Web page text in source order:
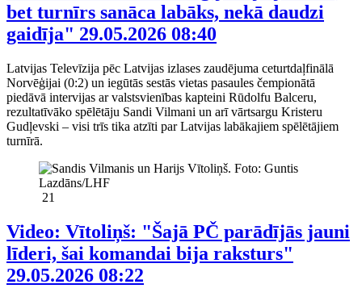
bet turnīrs sanāca labāks, nekā daudzi
gaidīja" 29.05.2026 08:40
Latvijas Televīzija pēc Latvijas izlases zaudējuma ceturtdaļfinālā
Norvēģijai (0:2) un iegūtās sestās vietas pasaules čempionātā
piedāvā intervijas ar valstsvienības kapteini Rūdolfu Balceru,
rezultatīvāko spēlētāju Sandi Vilmani un arī vārtsargu Kristeru
Gudļevski – visi trīs tika atzīti par Latvijas labākajiem spēlētājiem
turnīrā.
21
Video: Vītoliņš: "Šajā PČ parādījās jauni
līderi, šai komandai bija raksturs"
29.05.2026 08:22